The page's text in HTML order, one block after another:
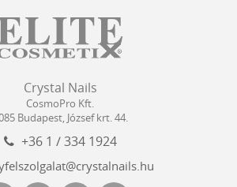
Nails
Kft.
Crystal Nails
CosmoPro Kft.
Budapest, József krt. 44.
+36 1 / 334 1924